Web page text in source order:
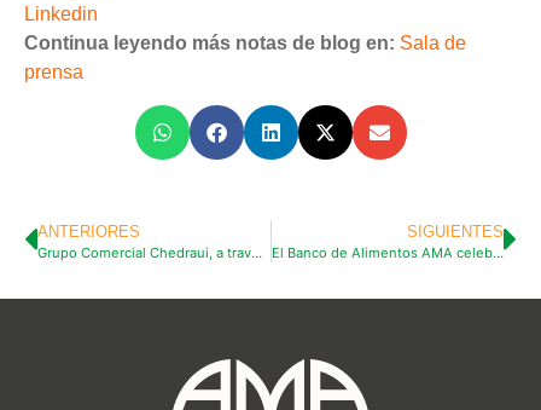
Linkedin
Continua leyendo más notas de blog en: Sala de
prensa
ANTERIORES
Grupo Comercial Chedraui, a través de su Fundación, realiza campañas de redondeo en favor del Banco de Alimentos AMA.
SIGUIENTES
El Banco de Alimentos AMA celebra 9 años de labor en el combate al hambre, con más de 5.3 millones de kilos de alimentos distribuidos.